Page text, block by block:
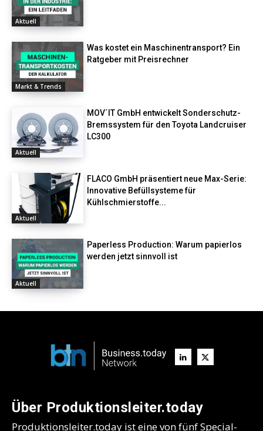
Aktuell
Markt & Trends
Was kostet ein Maschinentransport? Ein
Ratgeber mit Preisrechner
Aktuell
MOV´IT GmbH entwickelt Sonderschutz-
Bremssystem für den Toyota Landcruiser
LC300
Aktuell
FLACO GmbH präsentiert neue Max-Serie:
Innovative Befüllsysteme für
Kühlschmierstoffe...
Aktuell
Paperless Production: Warum papierlos
werden jetzt sinnvoll ist
Über Produktionsleiter.today
Produktionsleiter.today ist eine von fünf Special-